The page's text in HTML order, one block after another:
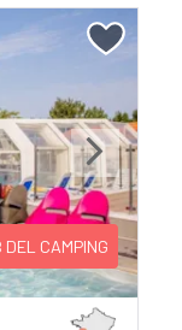
Next
CAMPING